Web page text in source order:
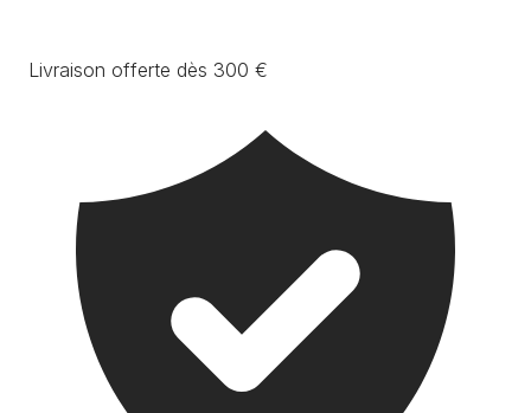
Livraison offerte dès 300 €